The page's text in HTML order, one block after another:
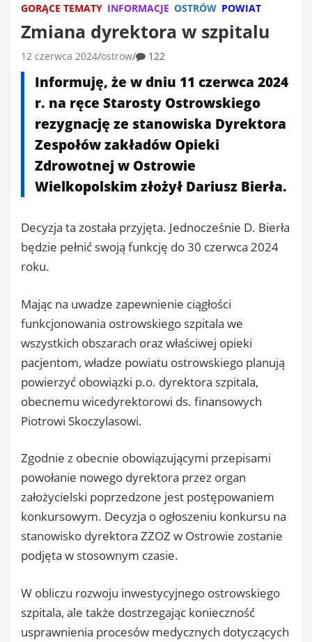
GORĄCE TEMATY INFORMACJE OSTRÓW POWIAT
Zmiana dyrektora w szpitalu
12 czerwca 2024 ostrow 122
Informuję, że w dniu 11 czerwca 2024
r. na ręce Starosty Ostrowskiego
rezygnację ze stanowiska Dyrektora
Zespołów zakładów Opieki
Zdrowotnej w Ostrowie
Wielkopolskim złożył Dariusz Bierła.
Decyzja ta została przyjęta. Jednocześnie D. Bierła
będzie pełnić swoją funkcję do 30 czerwca 2024
roku.
Mając na uwadze zapewnienie ciągłości
funkcjonowania ostrowskiego szpitala we
wszystkich obszarach oraz właściwej opieki
pacjentom, władze powiatu ostrowskiego planują
powierzyć obowiązki p.o. dyrektora szpitala,
obecnemu wicedyrektorowi ds. finansowych
Piotrowi Skoczylasowi.
Zgodnie z obecnie obowiązującymi przepisami
powołanie nowego dyrektora przez organ
założycielski poprzedzone jest postępowaniem
konkursowym. Decyzja o ogłoszeniu konkursu na
stanowisko dyrektora ZZOZ w Ostrowie zostanie
podjęta w stosownym czasie.
W obliczu rozwoju inwestycyjnego ostrowskiego
szpitala, ale także dostrzegając konieczność
usprawnienia procesów medycznych dotyczących